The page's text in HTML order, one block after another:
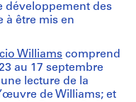
développement des
à être mis en
Williams comprend
au 17 septembre
lecture de la
de Williams; et